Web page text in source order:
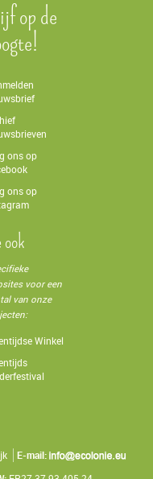
op de
ons op
ons op
ook
voor een
van onze
Winkel
E-mail: